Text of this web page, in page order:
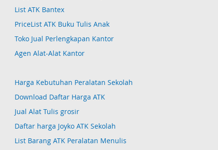
List ATK Bantex
PriceList ATK Buku Tulis Anak
Toko Jual Perlengkapan Kantor
Agen Alat-Alat Kantor
Harga Kebutuhan Peralatan Sekolah
Download Daftar Harga ATK
Jual Alat Tulis grosir
Daftar harga Joyko ATK Sekolah
List Barang ATK Peralatan Menulis